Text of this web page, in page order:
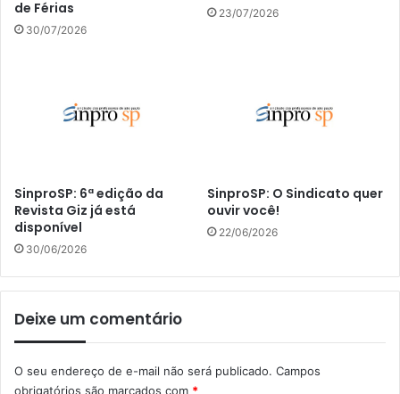
de Férias
30/07/2026
23/07/2026
SinproSP: 6ª edição da
Revista Giz já está
disponível
30/06/2026
SinproSP: O Sindicato quer
ouvir você!
22/06/2026
Deixe um comentário
O seu endereço de e-mail não será publicado. Campos
obrigatórios são marcados com *